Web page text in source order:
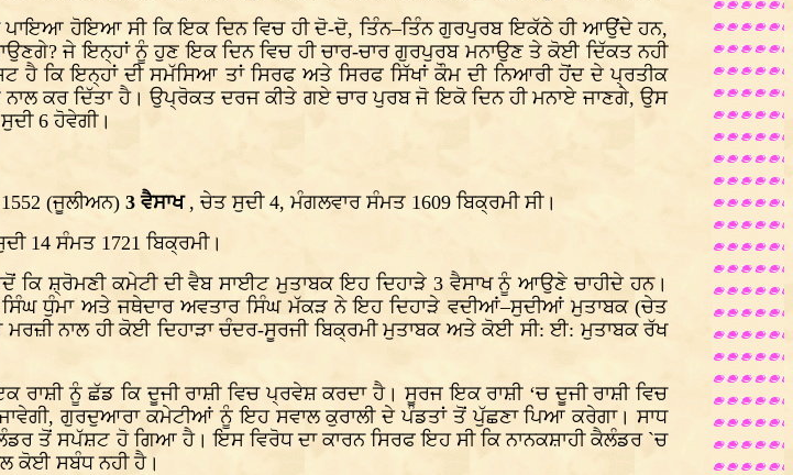
ਪਾਇਆ ਹੋਇਆ ਸੀ ਕਿ ਇਕ ਦਿਨ ਵਿਚ ਹੀ ਦੋ-ਦੋ, ਤਿੰਨ–ਤਿੰਨ ਗੁਰਪੁਰਬ ਇਕੱਠੇ ਹੀ ਆਉਂਦੇ ਹਨ,
ਜੇ ਇਨ੍ਹਾਂ ਨੂੰ ਹੁਣ ਇਕ ਦਿਨ ਵਿਚ ਹੀ ਚਾਰ-ਚਾਰ ਗੁਰਪੁਰਬ ਮਨਾਉਣ ਤੇ ਕੋਈ ਦਿੱਕਤ ਨਹੀ
ਹੈ ਕਿ ਇਨ੍ਹਾਂ ਦੀ ਸਮੱਸਿਆ ਤਾਂ ਸਿਰਫ ਅਤੇ ਸਿਰਫ ਸਿੱਖਾਂ ਕੌਮ ਦੀ ਨਿਆਰੀ ਹੋਂਦ ਦੇ ਪ੍ਰਤੀਕ
ਨਾਲ ਕਰ ਦਿੱਤਾ ਹੈ। ਉਪ੍ਰੋਕਤ ਦਰਜ ਕੀਤੇ ਗਏ ਚਾਰ ਪੁਰਬ ਜੋ ਇਕੋ ਦਿਨ ਹੀ ਮਨਾਏ ਜਾਣਗੇ, ਉਸ
6 ਹੋਵੇਗੀ।
(ਜੂਲੀਅਨ) 3 ਵੈਸਾਖ, ਚੇਤ ਸੁਦੀ 4, ਮੰਗਲਵਾਰ ਸੰਮਤ 1609 ਬਿਕ੍ਰਮੀ ਸੀ।
14 ਸੰਮਤ 1721 ਬਿਕ੍ਰਮੀ।
ਕਿ ਸ਼੍ਰੋਮਣੀ ਕਮੇਟੀ ਦੀ ਵੈਬ ਸਾਈਟ ਮੁਤਾਬਕ ਇਹ ਦਿਹਾੜੇ 3 ਵੈਸਾਖ ਨੂੰ ਆਉਣੇ ਚਾਹੀਦੇ ਹਨ।
ਧੁੰਮਾ ਅਤੇ ਜਥੇਦਾਰ ਅਵਤਾਰ ਸਿੰਘ ਮੱਕੜ ਨੇ ਇਹ ਦਿਹਾੜੇ ਵਦੀਆਂ–ਸੁਦੀਆਂ ਮੁਤਾਬਕ (ਚੇਤ
ਨਾਲ ਹੀ ਕੋਈ ਦਿਹਾੜਾ ਚੰਦਰ-ਸੂਰਜੀ ਬਿਕ੍ਰਮੀ ਮੁਤਾਬਕ ਅਤੇ ਕੋਈ ਸੀ: ਈ: ਮੁਤਾਬਕ ਰੱਖ
ਨੂੰ ਛੱਡ ਕਿ ਦੂਜੀ ਰਾਸ਼ੀ ਵਿਚ ਪ੍ਰਵੇਸ਼ ਕਰਦਾ ਹੈ। ਸੂਰਜ ਇਕ ਰਾਸ਼ੀ ‘ਚ ਦੂਜੀ ਰਾਸ਼ੀ ਵਿਚ
ਗੁਰਦੁਆਰਾ ਕਮੇਟੀਆਂ ਨੂੰ ਇਹ ਸਵਾਲ ਕੁਰਾਲੀ ਦੇ ਪੰਡਤਾਂ ਤੋਂ ਪੁੱਛਣਾ ਪਿਆ ਕਰੇਗਾ। ਸਾਧ
ਤੋਂ ਸਪੱਸ਼ਟ ਹੋ ਗਿਆ ਹੈ। ਇਸ ਵਿਰੋਧ ਦਾ ਕਾਰਨ ਸਿਰਫ ਇਹ ਸੀ ਕਿ ਨਾਨਕਸ਼ਾਹੀ ਕੈਲੰਡਰ `ਚ
ਕੋਈ ਸਬੰਧ ਨਹੀ ਹੈ।